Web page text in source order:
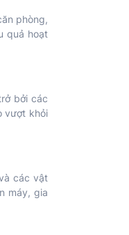
phòng,
quả hoạt
bởi các
vượt khỏi
các vật
máy, gia